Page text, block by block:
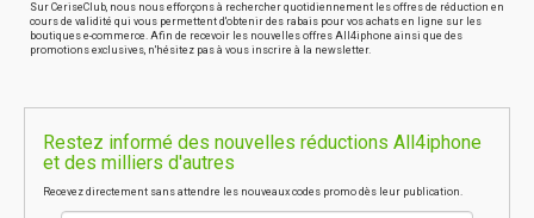
Sur CeriseClub, nous nous efforçons à rechercher quotidiennement les offres de réduction en
cours de validité qui vous permettent d'obtenir des rabais pour vos achats en ligne sur les
boutiques e-commerce. Afin de recevoir les nouvelles offres All4iphone ainsi que des
promotions exclusives, n'hésitez pas à vous inscrire à la newsletter.
Restez informé des nouvelles réductions All4iphone
et des milliers d'autres
Recevez directement sans attendre les nouveaux codes promo dès leur publication.